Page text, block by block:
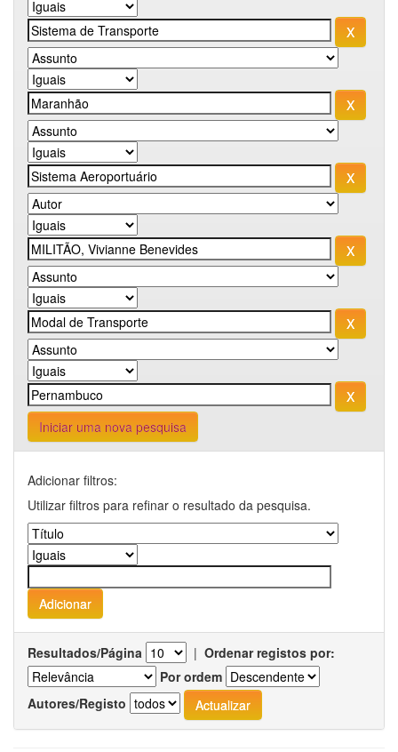
Iniciar uma nova pesquisa
Adicionar filtros:
Utilizar filtros para refinar o resultado da pesquisa.
Resultados/Página | Ordenar registos por:
Por ordem
Autores/Registo